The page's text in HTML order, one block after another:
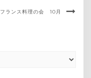
フランス料理の会 10月